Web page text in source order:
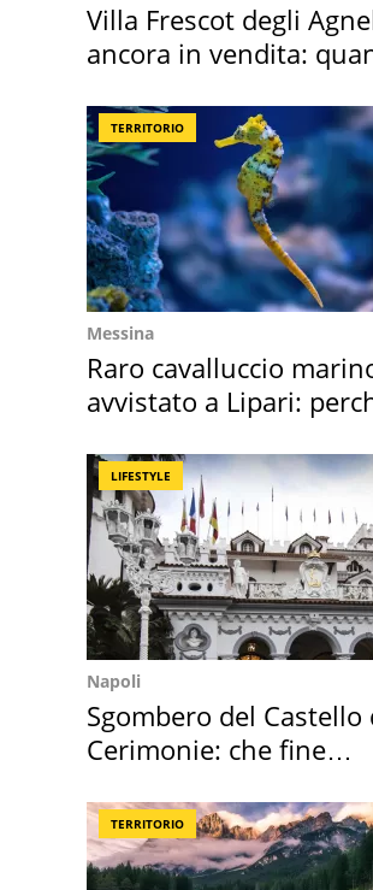
Villa Frescot degli
ancora in vendita:
TERRITORIO
Messina
Raro cavalluccio
avvistato a Lipari:
LIFESTYLE
Napoli
Sgombero del Castello
Cerimonie: che fine
TERRITORIO